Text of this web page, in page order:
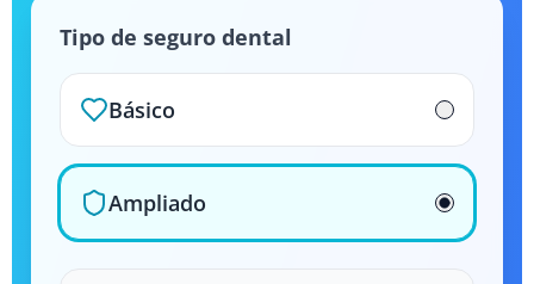
Tipo de seguro dental
Básico
Ampliado